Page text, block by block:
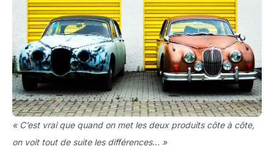
« C’est vrai que quand on met les deux produits côte à côte,
on voit tout de suite les différences… »